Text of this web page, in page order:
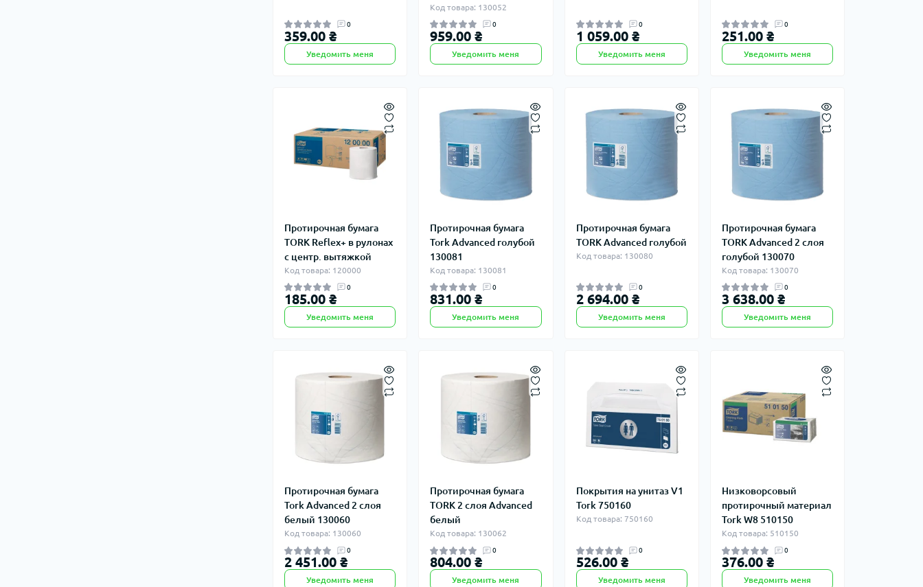
0
359.00 ₴
Уведомить меня
Код товара: 130052
0
959.00 ₴
Уведомить меня
0
1 059.00 ₴
Уведомить меня
0
251.00 ₴
Уведомить меня
Протирочная бумага
TORK Reflex+ в рулонах
с центр. вытяжкой
Код товара: 120000
0
185.00 ₴
Уведомить меня
Протирочная бумага
Tork Advanced голубой
130081
Код товара: 130081
0
831.00 ₴
Уведомить меня
Протирочная бумага
TORK Advanced голубой
Код товара: 130080
0
2 694.00 ₴
Уведомить меня
Протирочная бумага
TORK Advanced 2 слоя
голубой 130070
Код товара: 130070
0
3 638.00 ₴
Уведомить меня
Протирочная бумага
Tork Advanced 2 слоя
белый 130060
Код товара: 130060
0
2 451.00 ₴
Уведомить меня
Протирочная бумага
TORK 2 слоя Advanced
белый
Код товара: 130062
0
804.00 ₴
Уведомить меня
Покрытия на унитаз V1
Tork 750160
Код товара: 750160
0
526.00 ₴
Уведомить меня
Низковорсовый
протирочный материал
Tork W8 510150
Код товара: 510150
0
376.00 ₴
Уведомить меня